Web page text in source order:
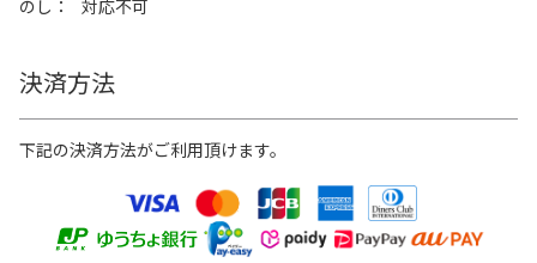
のし
対応不可
決済方法
下記の決済方法がご利用頂けます。